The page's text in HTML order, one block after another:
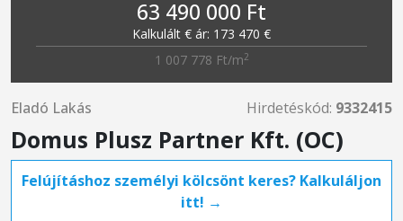
63 490 000 Ft
Kalkulált € ár: 173 470 €
1 007 778 Ft/m2
Eladó Lakás Hirdetéskód: 9332415
Domus Plusz Partner Kft. (OC)
Felújításhoz személyi kölcsönt keres? Kalkuláljon
itt! →